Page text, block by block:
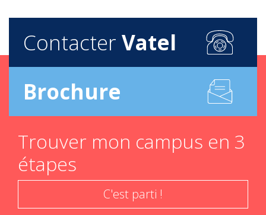
Contacter Vatel
Brochure
Trouver mon campus en 3
étapes
C'est parti !